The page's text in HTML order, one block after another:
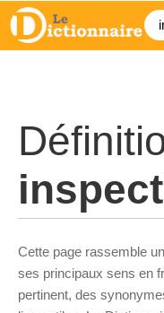
Cette page rassemble
ses principaux sens en
pertinent, des